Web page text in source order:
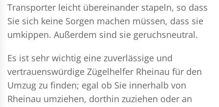
Transporter leicht übereinander stapeln, so dass
Sie sich keine Sorgen machen müssen, dass sie
umkippen. Außerdem sind sie geruchsneutral.
Es ist sehr wichtig eine zuverlässige und
vertrauenswürdige Zügelhelfer Rheinau für den
Umzug zu finden; egal ob Sie innerhalb von
Rheinau umziehen, dorthin zuziehen oder an